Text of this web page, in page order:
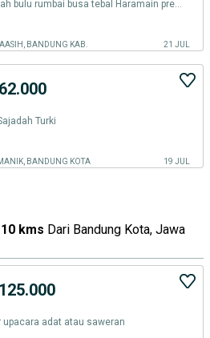
BANDUNG KAB. 21 JUL
Turki
BANDUNG KOTA 19 JUL
10 kms Dari Bandung Kota, Jawa
upacara adat atau saweran